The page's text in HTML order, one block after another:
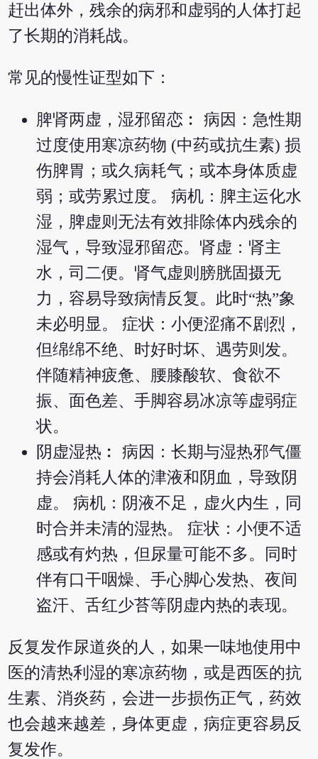
赶出体外，残余的病邪和虚弱的人体打起
了长期的消耗战。
常见的慢性证型如下：
脾肾两虚，湿邪留恋︰ 病因：急性期
过度使用寒凉药物 (中药或抗生素) 损
伤脾胃；或久病耗气；或本身体质虚
弱；或劳累过度。 病机：脾主运化水
湿，脾虚则无法有效排除体内残余的
湿气，导致湿邪留恋。肾虚：肾主
水，司二便。肾气虚则膀胱固摄无
力，容易导致病情反复。此时“热”象
未必明显。 症状：小便涩痛不剧烈，
但绵绵不绝、时好时坏、遇劳则发。
伴随精神疲惫、腰膝酸软、食欲不
振、面色差、手脚容易冰凉等虚弱症
状。
阴虚湿热︰ 病因：长期与湿热邪气僵
持会消耗人体的津液和阴血，导致阴
虚。 病机：阴液不足，虚火内生，同
时合并未清的湿热。 症状：小便不适
感或有灼热，但尿量可能不多。同时
伴有口干咽燥、手心脚心发热、夜间
盗汗、舌红少苔等阴虚内热的表现。
反复发作尿道炎的人，如果一味地使用中
医的清热利湿的寒凉药物，或是西医的抗
生素、消炎药，会进一步损伤正气，药效
也会越来越差，身体更虚，病症更容易反
复发作。